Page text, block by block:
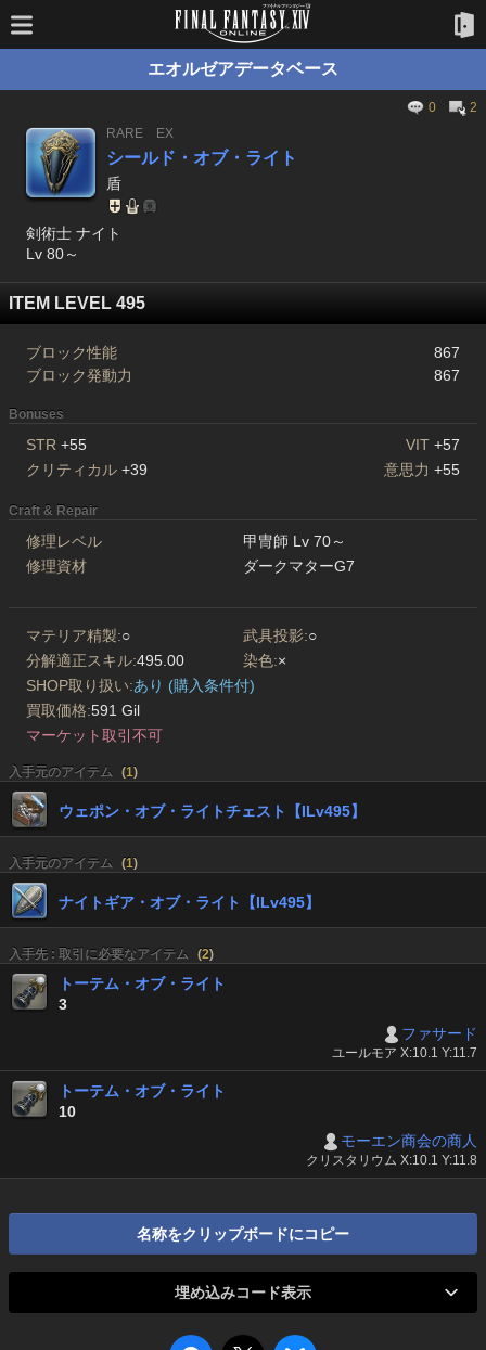
エオルゼアデータベース
0
2
RARE
EX
シールド・オブ・ライト
盾
剣術士 ナイト
Lv 80～
ITEM LEVEL 495
ブロック性能
867
ブロック発動力
867
Bonuses
STR +55 VIT +57
クリティカル +39 意思力 +55
Craft & Repair
修理レベル
甲冑師 Lv 70～
修理資材
ダークマターG7
マテリア精製:○ 武具投影:○
分解適正スキル:495.00 染色:×
SHOP取り扱い:あり (購入条件付)
買取価格:591 Gil
マーケット取引不可
入手元のアイテム (1)
ウェポン・オブ・ライトチェスト【ILv495】
入手元のアイテム (1)
ナイトギア・オブ・ライト【ILv495】
入手先 : 取引に必要なアイテム (2)
トーテム・オブ・ライト
3
ファサード
ユールモア X:10.1 Y:11.7
トーテム・オブ・ライト
10
モーエン商会の商人
クリスタリウム X:10.1 Y:11.8
名称をクリップボードにコピー
埋め込みコード表示